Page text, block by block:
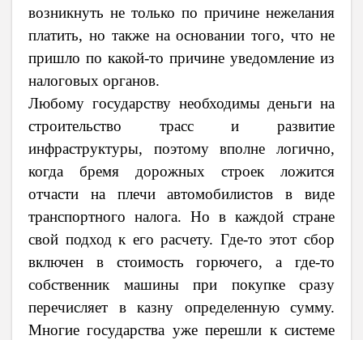
возникнуть не только по причине нежелания
платить, но также на основании того, что не
пришло по какой-то причине уведомление из
налоговых органов.
Любому государству необходимы деньги на
строительство трасс и развитие
инфраструктуры, поэтому вполне логично,
когда бремя дорожных строек ложится
отчасти на плечи автомобилистов в виде
транспортного налога. Но в каждой стране
свой подход к его расчету. Где-то этот сбор
включен в стоимость горючего, а где-то
собственник машины при покупке сразу
перечисляет в казну определенную сумму.
Многие государства уже перешли к системе